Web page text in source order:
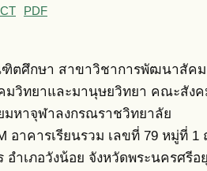
PDF
ตศึกษา สาขาวิชาการพัฒนาสัคม
มวิทยาและมานุษยวิทยา คณะสัง
มหาจุฬาลงกรณราชวิทยาลัย
อาคารเรียนรวม เลขที่ 79 หมู่ที่
อำเภอวังน้อย จังหวัดพระนครศรีอ